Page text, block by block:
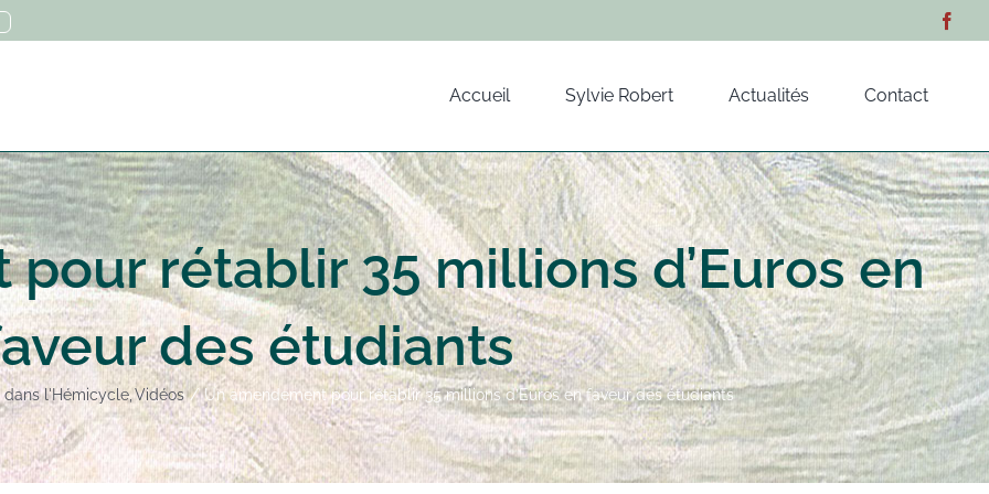
Accueil Sylvie Robert Actualités Contact
rétablir 35 millions d’Euros en
des étudiants
dans l'Hémicycle Vidéos Un amendement pour rétablir 35 millions d’Euros en faveur des étudiants